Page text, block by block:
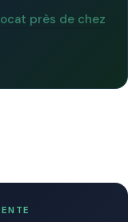
près de chez